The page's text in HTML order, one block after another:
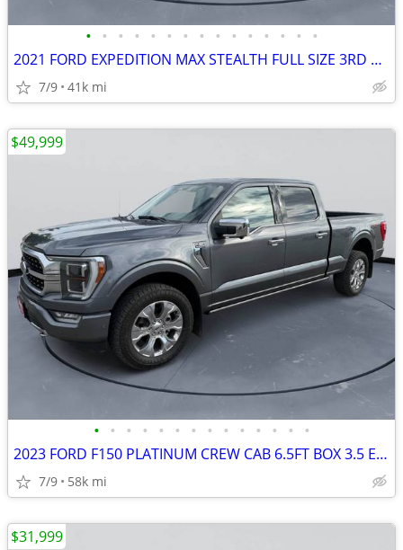
• • • • • • • • • • • • • • •
2021 FORD EXPEDITION MAX STEALTH FULL SIZE 3RD ROW SUV 3.5L #521099
7/9 41k mi
• • • • • • • • • • • • • •
2023 FORD F150 PLATINUM CREW CAB 6.5FT BOX 3.5 ECO BOOST #523074
7/9 58k mi
$49,999
$31,999